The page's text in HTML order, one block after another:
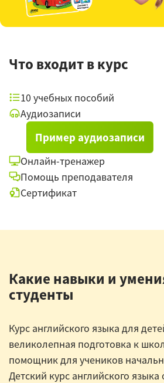
Что входит в курс
10 учебных пособий
Аудиозаписи
Пример аудиозаписи
Онлайн-тренажер
Помощь преподавателя
Сертификат
Какие навыки и
студенты
Курс английского языка для
великолепная подготовка к
помощник для учеников
Детский курс английского